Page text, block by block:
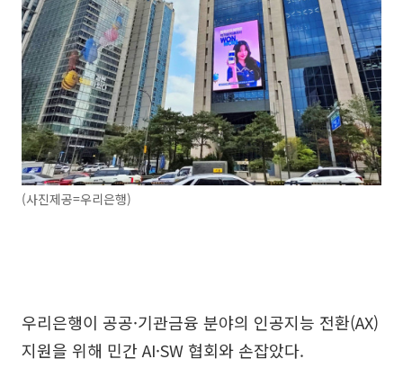
(사진제공=우리은행)
우리은행이 공공·기관금융 분야의 인공지능 전환(AX)
지원을 위해 민간 AI·SW 협회와 손잡았다.